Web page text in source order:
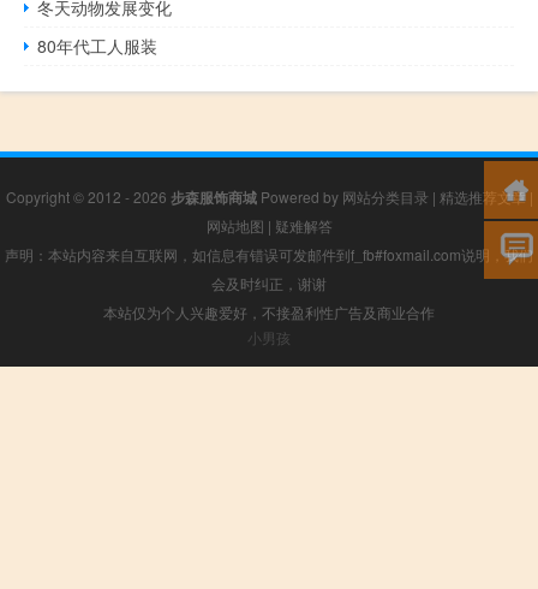
冬天动物发展变化
80年代工人服装
Copyright © 2012 - 2026 步森服饰商城Powered by 网站分类目录 | 精选推荐文章|
网站地图 | 疑难解答
声明：本站内容来自互联网，如信息有错误可发邮件到f_fb#foxmail.com说明，我们
会及时纠正，谢谢
本站仅为个人兴趣爱好，不接盈利性广告及商业合作
小男孩